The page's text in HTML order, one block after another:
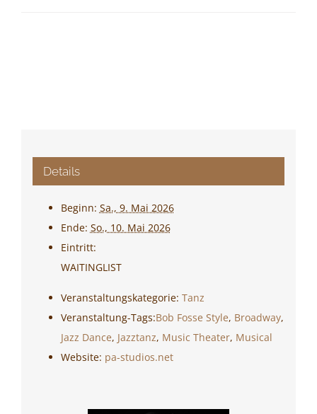
Details
Beginn: Sa., 9. Mai 2026
Ende: So., 10. Mai 2026
Eintritt:
WAITINGLIST
Veranstaltungskategorie: Tanz
Veranstaltung-Tags:Bob Fosse Style, Broadway,
Jazz Dance, Jazztanz, Music Theater, Musical
Website: pa-studios.net